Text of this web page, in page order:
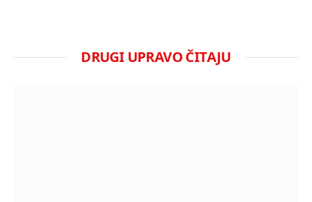
DRUGI UPRAVO ČITAJU